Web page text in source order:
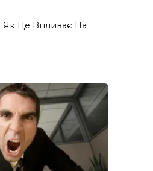
Як Це Впливає На